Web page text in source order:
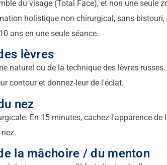
du visage (Total Face), et non une seule
holistique non chirurgical, sans bistouri,
ans en une seule séance.
lèvres
naturel ou de la technique des lèvres
contour et donnez-leur de l'éclat.
nez
En 15 minutes, cachez l'apparence de
la mâchoire / du menton